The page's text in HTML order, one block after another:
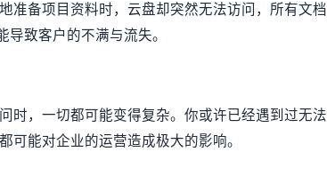
准备项目资料时，云盘却突然无法访问，所有文档
致客户的不满与流失。
时，一切都可能变得复杂。你或许已经遇到过无法
可能对企业的运营造成极大的影响。